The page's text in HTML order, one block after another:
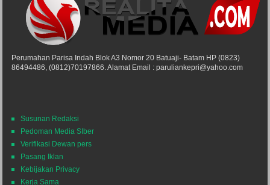
Perumahan Parisa Indah Blok A3 Nomor 20 Batuaji- Batam HP (0823)
86494486, (0812)70197866. Alamat Email : paruliankepri@yahoo.com
Susunan Redaksi
Pedoman Media SIber
Verifikasi Dewan pers
Pasang Iklan
Kebijakan Privacy
Kerja Sama